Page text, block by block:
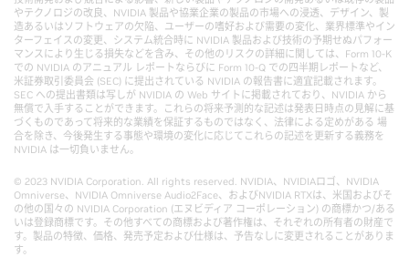
やテクノロジの改良、NVIDIA 製品や協業企業の製品の市場への浸透、デザイン、製
造あるいはソフトウェアの欠陥、ユーザーの嗜好および需要の変化、業界標準やイン
ターフェイスの変更、システム統合時に NVIDIA 製品および技術の予期せぬパフォー
マンスにより生じる損失などを含み、その他のリスクの詳細に関しては、Form 10-K
での NVIDIA のアニュアル レポートならびに Form 10-Q での四半期レポートなど、
米証券取引委員会 (SEC) に提出されている NVIDIA の報告書に適宜記載されます。
SEC への提出書類は写しが NVIDIA の Web サイトに掲載されており、NVIDIA から
無償で入手することができます。これらの将来予測的な記述は発表日時点の見解に基
づくものであって将来的な業績を保証するものではなく、法律による定めがある 場
合を除き、今後発生する事態や環境の変化に応じてこれらの記述を更新する義務を
NVIDIA は一切負いません。
© 2023 NVIDIA Corporation. All rights reserved. NVIDIA、NVIDIAロゴ、NVIDIA
Omniverse、NVIDIA Omniverse Audio2Face、およびNVIDIA RTXは、米国およびそ
の他の国々の NVIDIA Corporation (エヌビディア コーポレーション) の商標かつ/ある
いは登録商標です。その他すべての商標および著作権は、それぞれの所有者の財産で
す。製品の特徴、価格、発売予定および仕様は、予告なしに変更されることがありま
す。